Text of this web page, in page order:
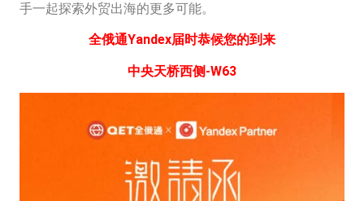
手一起探索外贸出海的更多可能。
全俄通Yandex届时恭候您的到来
中央天桥西侧-W63